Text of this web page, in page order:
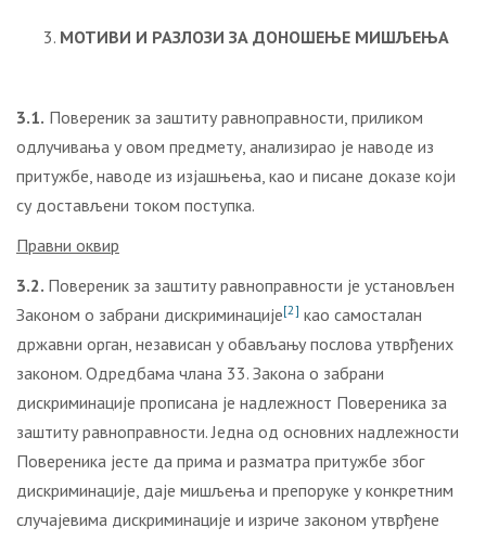
МОТИВИ И РАЗЛОЗИ ЗА ДОНОШЕЊЕ МИШЉЕЊА
3.1. Повереник за заштиту равноправности, приликом
одлучивања у овом предмету, анализирао је наводе из
притужбе, наводе из изјашњења, као и писане доказе који
су достављени током поступка.
Правни оквир
3.2. Повереник за заштиту равноправности је установљен
Законом о забрани дискриминације[2] као самосталан
државни орган, независан у обављању послова утврђених
законом. Одредбама члана 33. Закона о забрани
дискриминације прописана је надлежност Повереника за
заштиту равноправности. Једна од основних надлежности
Повереника јесте да прима и разматра притужбе због
дискриминације, даје мишљења и препоруке у конкретним
случајевима дискриминације и изриче законом утврђене